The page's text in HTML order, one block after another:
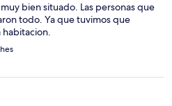
bien situado. Las personas que
todo. Ya que tuvimos que
habitacion.